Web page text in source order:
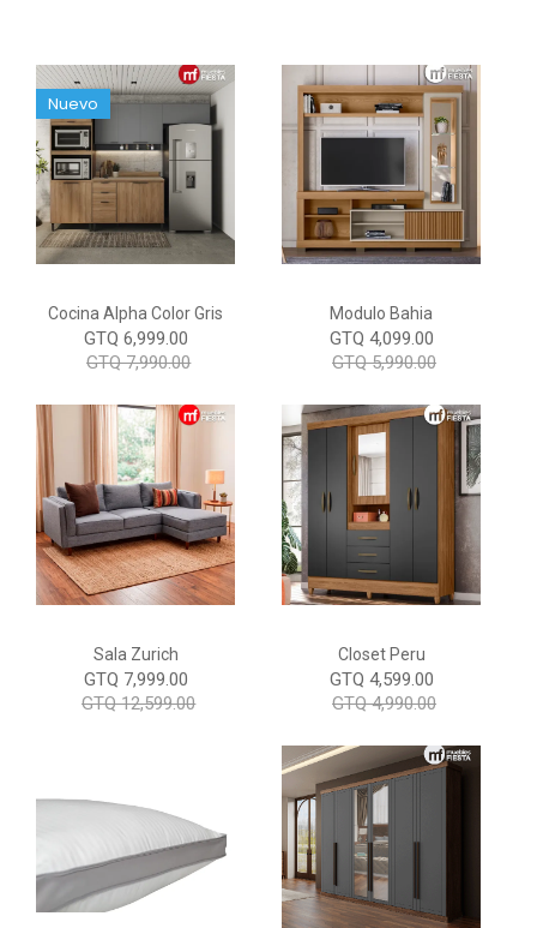
Cocina Alpha Color Gris
Nuevo
GTQ 6,999.00
GTQ 7,990.00
Modulo Bahia
GTQ 4,099.00
GTQ 5,990.00
Sala Zurich
GTQ 7,999.00
GTQ 12,599.00
Closet Peru
GTQ 4,599.00
GTQ 4,990.00